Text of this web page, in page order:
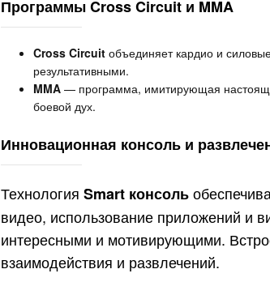
Программы Cross Circuit и MMA
Cross Circuitобъединяет кардио и
результативными.
MMA— программа, имитирующая
боевой дух.
Инновационная консоль и
Технология Smart консоль
видео, использование приложений и
интересными и мотивирующими.
взаимодействия и развлечений.